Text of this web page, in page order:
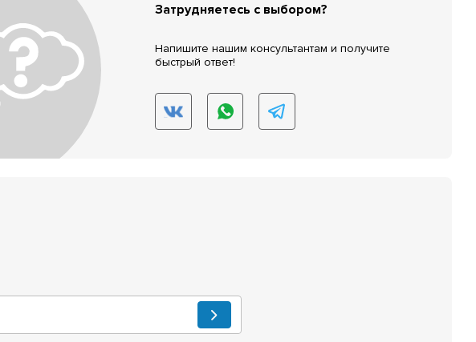
Затрудняетесь с выбором?
Напишите нашим консультантам и получите
быстрый ответ!